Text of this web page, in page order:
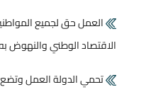
العمل حق لجميع
الاقتصاد الوطني والنهوض
تحمي الدولة العمل